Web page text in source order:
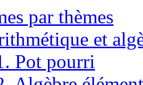
par thèmes
et
Pot pourri